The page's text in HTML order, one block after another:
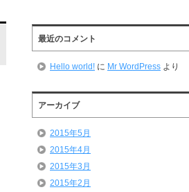
最近のコメント
Hello world! に Mr WordPress より
アーカイブ
2015年5月
2015年4月
2015年3月
2015年2月